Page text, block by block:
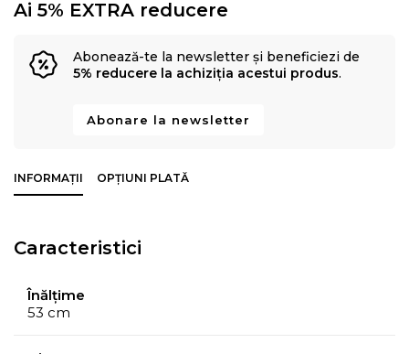
Ai 5% EXTRA reducere
Abonează-te la newsletter și beneficiezi de
5% reducere la achiziția acestui produs.
Abonare la newsletter
INFORMAȚII OPȚIUNI PLATĂ
Caracteristici
Înălțime
53 cm